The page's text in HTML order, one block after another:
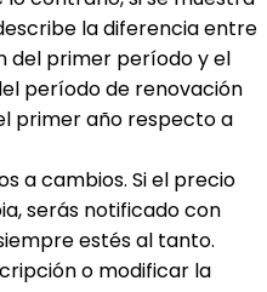
la diferencia entre
del primer período y el
período de renovación
primer año respecto a
a cambios. Si el precio
serás notificado con
estés al tanto.
o modificar la